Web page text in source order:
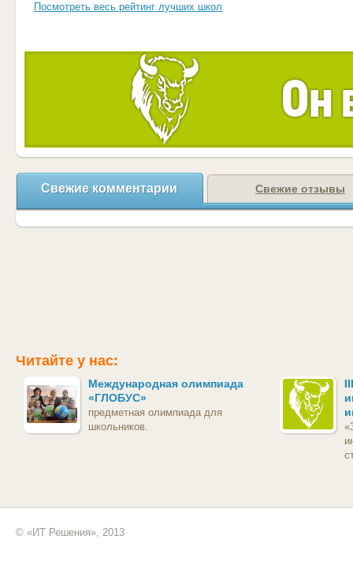
Посмотреть весь рейтинг лучших школ
Свежие комментарии Свежие отзывы
Читайте у нас:
Международная олимпиада
«ГЛОБУС»
предметная олимпиада для
школьников.
© «ИТ Решения», 2013